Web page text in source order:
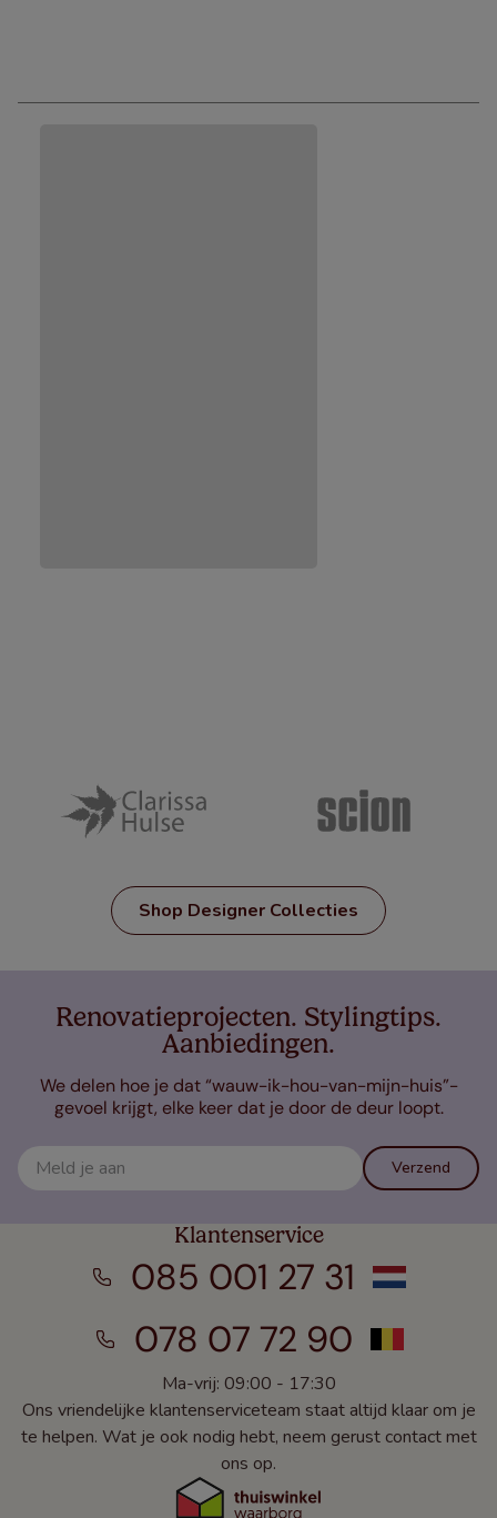
Shop Designer Collecties
Renovatieprojecten. Stylingtips.
Aanbiedingen.
We delen hoe je dat “wauw-ik-hou-van-mijn-huis”-
gevoel krijgt, elke keer dat je door de deur loopt.
Verzend
Klantenservice
085 001 27 31
078 07 72 90
Ma-vrij: 09:00 - 17:30
Ons vriendelijke klantenserviceteam staat altijd klaar om je
te helpen. Wat je ook nodig hebt, neem gerust contact met
ons op.